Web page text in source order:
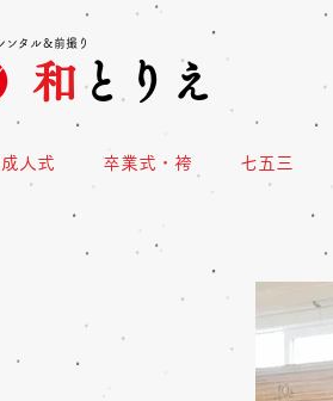
和とりえ
ンタル＆前撮り
成人式 卒業式・袴 七五三